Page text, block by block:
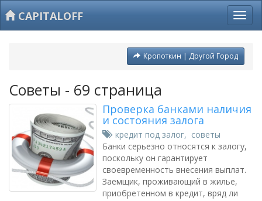
CAPITALOFF
Кропоткин | Другой Город
Советы - 69 страница
Проверка банками наличия
и состояния залога
кредит под залог, советы
Банки серьезно относятся к залогу,
поскольку он гарантирует
своевременность внесения выплат.
Заемщик, проживающий в жилье,
приобретенном в кредит, вряд ли